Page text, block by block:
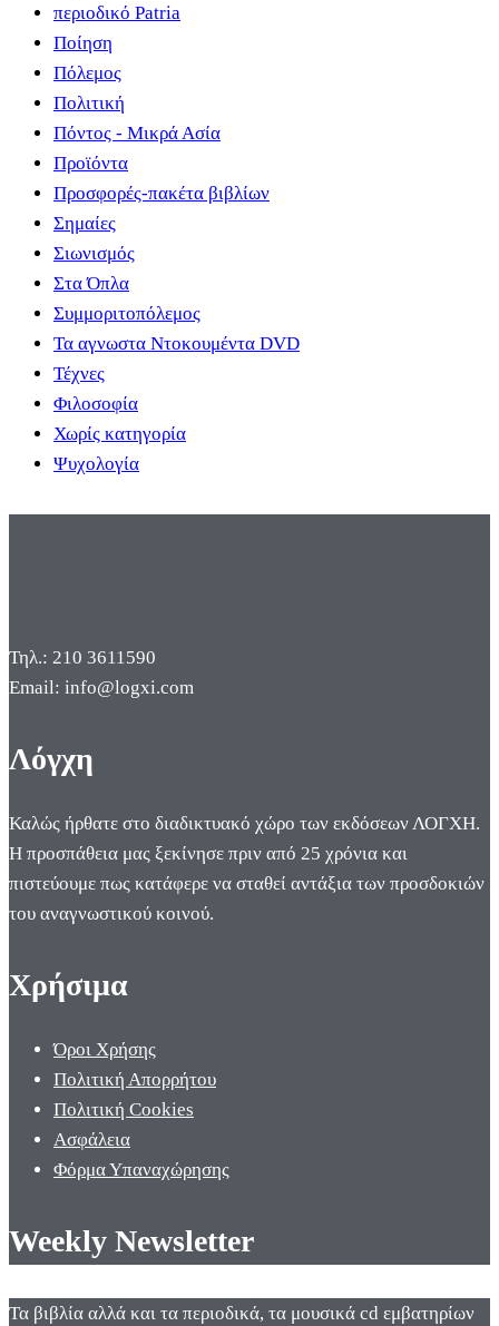
περιοδικό Patria
Ποίηση
Πόλεμος
Πολιτική
Πόντος - Μικρά Ασία
Προϊόντα
Προσφορές-πακέτα βιβλίων
Σημαίες
Σιωνισμός
Στα Όπλα
Συμμοριτοπόλεμος
Τα αγνωστα Ντοκουμέντα DVD
Τέχνες
Φιλοσοφία
Χωρίς κατηγορία
Ψυχολογία
Τηλ.: 210 3611590
Email: info@logxi.com
Λόγχη
Καλώς ήρθατε στο διαδικτυακό χώρο των εκδόσεων ΛΟΓΧΗ.
Η προσπάθεια μας ξεκίνησε πριν από 25 χρόνια και
πιστεύουμε πως κατάφερε να σταθεί αντάξια των προσδοκιών
του αναγνωστικού κοινού.
Χρήσιμα
Όροι Χρήσης
Πολιτική Απορρήτου
Πολιτική Cookies
Ασφάλεια
Φόρμα Υπαναχώρησης
Weekly Newsletter
Τα βιβλία αλλά και τα περιοδικά, τα μουσικά cd εμβατηρίων